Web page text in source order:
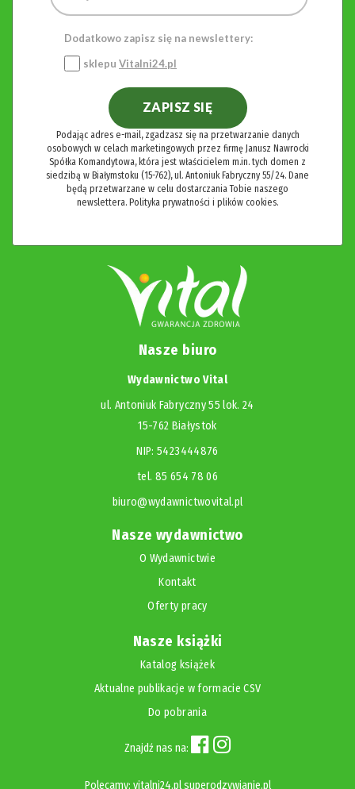
Dodatkowo zapisz się na newslettery:
sklepu Vitalni24.pl
ZAPISZ SIĘ
Podając adres e-mail, zgadzasz się na przetwarzanie danych
osobowych w celach marketingowych przez firmę Janusz Nawrocki
Spółka Komandytowa, która jest właścicielem m.in. tych domen z
siedzibą w Białymstoku (15-762), ul. Antoniuk Fabryczny 55/24. Dane
będą przetwarzane w celu dostarczania Tobie naszego
newslettera. Polityka prywatności i plików cookies.
Nasze biuro
Wydawnictwo Vital
ul. Antoniuk Fabryczny 55 lok. 24
15-762 Białystok
NIP: 5423444876
tel. 85 654 78 06
biuro@wydawnictwovital.pl
Nasze wydawnictwo
O Wydawnictwie
Kontakt
Oferty pracy
Nasze książki
Katalog książek
Aktualne publikacje w formacie CSV
Do pobrania
Znajdź nas na:
Polecamy: vitalni24.pl superodzywianie.pl